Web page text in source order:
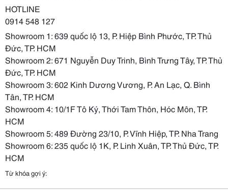
HOTLINE
0914 548 127
Showroom 1: 639 quốc lộ 13, P. Hiệp Bình Phước, TP. Thủ
Đức, TP. HCM
Showroom 2: 671 Nguyễn Duy Trinh, Bình Trưng Tây, TP. Thủ
Đức, TP. HCM
Showroom 3: 602 Kinh Dương Vương, P. An Lạc, Q. Bình
Tân, TP. HCM
Showroom 4: 10/1F Tô Ký, Thới Tam Thôn, Hóc Môn, TP.
HCM
Showroom 5: 489 Đường 23/10, P. Vĩnh Hiệp, TP. Nha Trang
Showroom 6: 235 quốc lộ 1K, P. Linh Xuân, TP. Thủ Đức, TP.
HCM
Từ khóa gợi ý: